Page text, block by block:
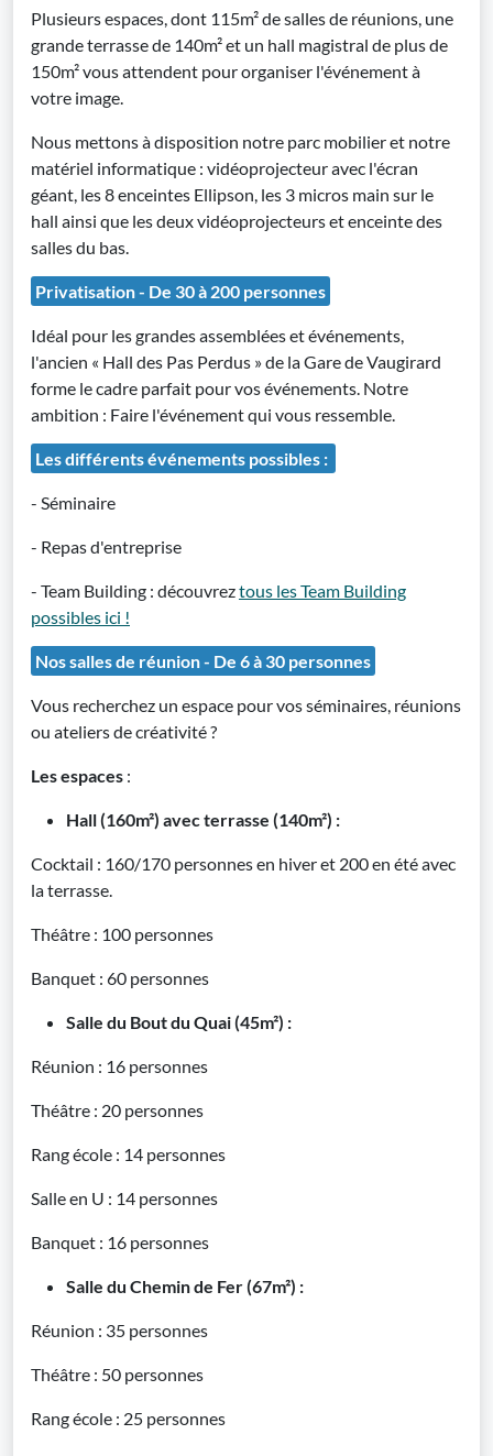
Plusieurs espaces, dont 115m² de salles de réunions, une
grande terrasse de 140m² et un hall magistral de plus de
150m² vous attendent pour organiser l'événement à
votre image.
Nous mettons à disposition notre parc mobilier et notre
matériel informatique : vidéoprojecteur avec l'écran
géant, les 8 enceintes Ellipson, les 3 micros main sur le
hall ainsi que les deux vidéoprojecteurs et enceinte des
salles du bas.
Privatisation - De 30 à 200 personnes
Idéal pour les grandes assemblées et événements,
l'ancien « Hall des Pas Perdus » de la Gare de Vaugirard
forme le cadre parfait pour vos événements. Notre
ambition : Faire l'événement qui vous ressemble.
Les différents événements possibles :
- Séminaire
- Repas d'entreprise
- Team Building : découvreztous les Team Building
possibles ici !
Nos salles de réunion - De 6 à 30 personnes
Vous recherchez un espace pour vos séminaires, réunions
ou ateliers de créativité ?
Les espaces :
Hall (160m²) avec terrasse (140m²) :
Cocktail : 160/170 personnes en hiver et 200 en été avec
la terrasse.
Théâtre : 100 personnes
Banquet : 60 personnes
Salle du Bout du Quai (45m²) :
Réunion : 16 personnes
Théâtre : 20 personnes
Rang école : 14 personnes
Salle en U : 14 personnes
Banquet : 16 personnes
Salle du Chemin de Fer (67m²) :
Réunion : 35 personnes
Théâtre : 50 personnes
Rang école : 25 personnes